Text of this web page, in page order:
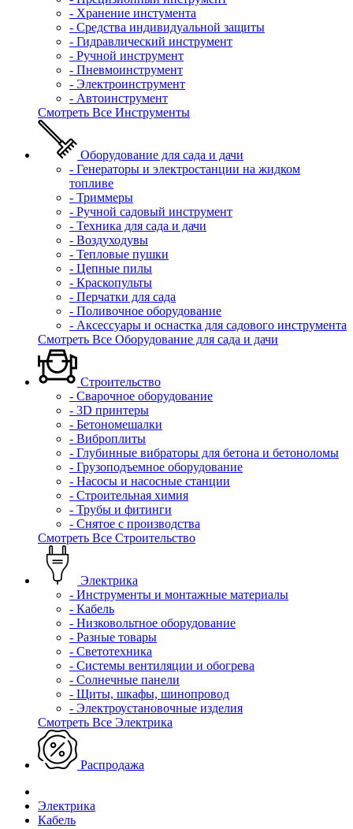
- Хранение инстумента
- Средства индивидуальной защиты
- Гидравлический инструмент
- Ручной инструмент
- Пневмоинструмент
- Электроинструмент
- Автоинструмент
Смотреть Все Инструменты
Оборудование для сада и дачи
- Генераторы и электростанции на жидком
топливе
- Триммеры
- Ручной садовый инструмент
- Техника для сада и дачи
- Воздуходувы
- Тепловые пушки
- Цепные пилы
- Краскопульты
- Перчатки для сада
- Поливочное оборудование
- Аксессуары и оснастка для садового инструмента
Смотреть Все Оборудование для сада и дачи
Строительство
- Сварочное оборудование
- 3D принтеры
- Бетономешалки
- Виброплиты
- Глубинные вибраторы для бетона и бетоноломы
- Грузоподъемное оборудование
- Насосы и насосные станции
- Строительная химия
- Трубы и фитинги
- Снятое с производства
Смотреть Все Строительство
Электрика
- Инструменты и монтажные материалы
- Кабель
- Низковольтное оборудование
- Разные товары
- Светотехника
- Системы вентиляции и обогрева
- Солнечные панели
- Щиты, шкафы, шинопровод
- Электроустановочные изделия
Смотреть Все Электрика
Распродажа
Электрика
Кабель